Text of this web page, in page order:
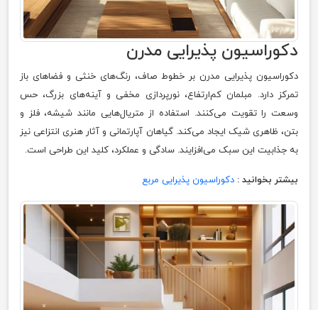
دکوراسیون پذیرایی مدرن
دکوراسیون پذیرایی مدرن بر خطوط صاف، رنگ‌های خنثی و فضاهای باز
تمرکز دارد. مبلمان کم‌ارتفاع، نورپردازی مخفی و آینه‌های بزرگ، حس
وسعت را تقویت می‌کنند. استفاده از متریال‌هایی مانند شیشه، فلز و
بتن، ظاهری شیک ایجاد می‌کند. گیاهان آپارتمانی و آثار هنری انتزاعی نیز
به جذابیت این سبک می‌افزایند. سادگی و عملکرد، کلید این طراحی است.
بیشتر بخوانید : دکوراسیون پذیرایی مربع